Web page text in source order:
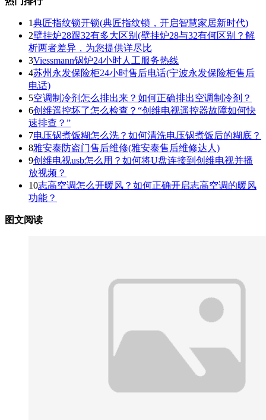
1典匠指纹锁开锁(典匠指纹锁，开启智慧家居新时代)
2壁挂炉28跟32有多大区别(壁挂炉28与32有何区别？解
析两者差异，为您提供详尽比
3Viessmann锅炉24小时人工服务热线
4苏州永发保险柜24小时售后电话(宁波永发保险柜售后
电话)
5空调制冷剂怎么排出来？如何正确排出空调制冷剂？
6创维遥控坏了怎么检查？“创维电视遥控器故障如何快
速排查？”
7电压锅煮饭糊怎么洗？如何清洗电压锅煮饭后的糊底？
8雅安泰防盗门售后维修(雅安泰售后维修达人)
9创维电视usb怎么用？如何将U盘连接到创维电视并播
放视频？
10志高空调怎么开暖风？如何正确开启志高空调的暖风
功能？
图文阅读